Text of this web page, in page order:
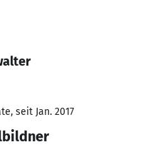
seit Jan. 2017